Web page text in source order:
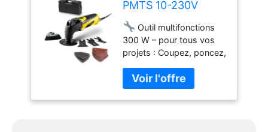
PMTS 10-230V
Outil multifonctions
300 W – pour tous vos
projets : Coupez, poncez,
sans effort : le PMTS 10-
230V est un outil
universel pour les